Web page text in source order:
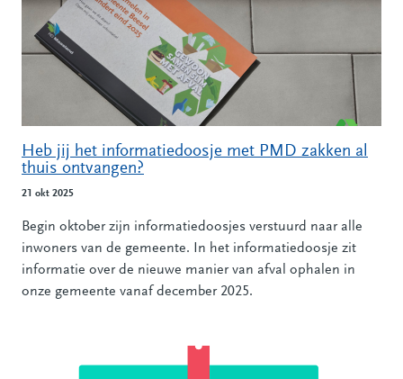
Heb jij het informatiedoosje met PMD zakken al
thuis ontvangen?
21 okt 2025
Begin oktober zijn informatiedoosjes verstuurd naar alle
inwoners van de gemeente. In het informatiedoosje zit
informatie over de nieuwe manier van afval ophalen in
onze gemeente vanaf december 2025.